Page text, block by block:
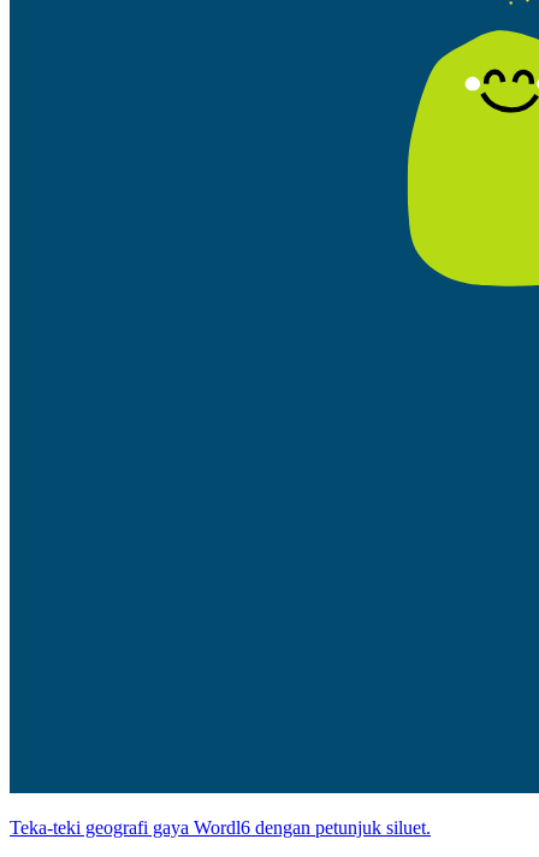
Teka-teki geografi gaya Wordl6 dengan petunjuk siluet.